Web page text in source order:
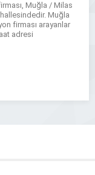
Muğla / Milas
Muğla
firması arayanlar
adresi